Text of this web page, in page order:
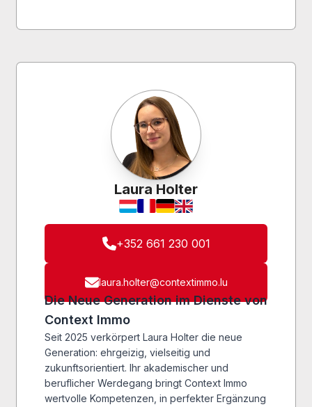
Laura Holter
+352 661 230 001
laura.holter@contextimmo.lu
Die Neue Generation im Dienste von
Context Immo
Seit 2025 verkörpert Laura Holter die neue
Generation: ehrgeizig, vielseitig und
zukunftsorientiert. Ihr akademischer und
beruflicher Werdegang bringt Context Immo
wertvolle Kompetenzen, in perfekter Ergänzung